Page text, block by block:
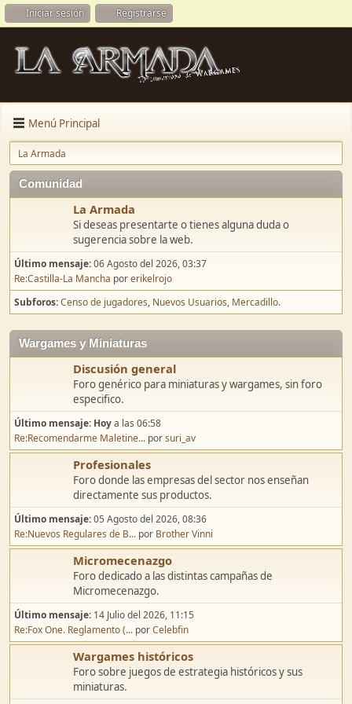
Iniciar sesión Registrarse
Menú Principal
La Armada
Comunidad
La Armada
Si deseas presentarte o tienes alguna duda o
sugerencia sobre la web.
Último mensaje:06 Agosto del 2026, 03:37
Re:Castilla-La Mancha porerikelrojo
Subforos Censo de jugadores Nuevos Usuarios Mercadillo.
Wargames y Miniaturas
Discusión general
Foro genérico para miniaturas y wargames, sin foro
especifico.
Último mensaje: Hoya las 06:58
Re:Recomendarme Maletine... porsuri_av
Profesionales
Foro donde las empresas del sector nos enseñan
directamente sus productos.
Último mensaje:05 Agosto del 2026, 08:36
Re:Nuevos Regulares de B... por Brother Vinni
Micromecenazgo
Foro dedicado a las distintas campañas de
Micromecenazgo.
Último mensaje: 14 Julio del 2026, 11:15
Re:Fox One. Reglamento (... porCelebfin
Wargames históricos
Foro sobre juegos de estrategia históricos y sus
miniaturas.